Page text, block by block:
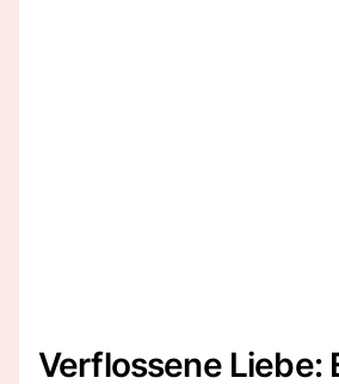
Verflossene Liebe: